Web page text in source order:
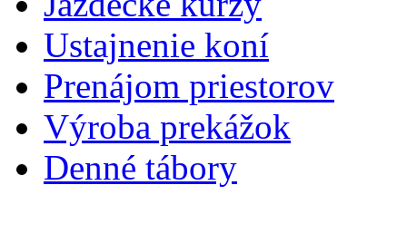
Ustajnenie koní
Prenájom priestorov
Výroba prekážok
Denné tábory